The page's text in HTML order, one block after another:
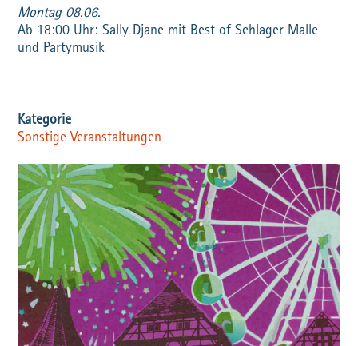
Montag 08.06.
Ab 18:00 Uhr: Sally Djane mit Best of Schlager Malle
und Partymusik
Sonstige Veranstaltungen